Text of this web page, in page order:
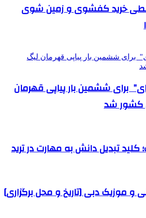
خرید کفشوی و زمین شوی
برای ششمین بار پیاپی قهرمان
کشور شد
کلید تبدیل دانش به مهارت در ترید
موزیک دبی [تاریخ و محل برگزاری]